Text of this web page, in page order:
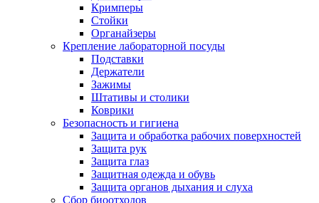
Кримперы
Стойки
Органайзеры
Крепление лабораторной посуды
Подставки
Держатели
Зажимы
Штативы и столики
Коврики
Безопасность и гигиена
Защита и обработка рабочих поверхностей
Защита рук
Защита глаз
Защитная одежда и обувь
Защита органов дыхания и слуха
Сбор биоотходов